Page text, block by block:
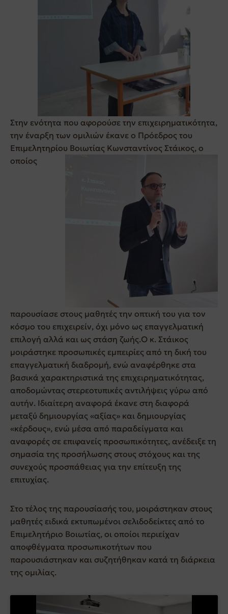
Στην ενότητα που αφορούσε την επιχειρηματικότητα,
την έναρξη των ομιλιών έκανε ο Πρόεδρος του
Επιμελητηρίου Βοιωτίας Κωνσταντίνος Στάικος, ο
οποίος
παρουσίασε στους μαθητές την οπτική του για τον
κόσμο του επιχειρείν, όχι μόνο ως επαγγελματική
επιλογή αλλά και ως στάση ζωής.Ο κ. Στάικος
μοιράστηκε προσωπικές εμπειρίες από τη δική του
επαγγελματική διαδρομή, ενώ αναφέρθηκε στα
βασικά χαρακτηριστικά της επιχειρηματικότητας,
αποδομώντας στερεοτυπικές αντιλήψεις γύρω από
αυτήν. Ιδιαίτερη αναφορά έκανε στη διαφορά
μεταξύ δημιουργίας «αξίας» και δημιουργίας
«κέρδους», ενώ μέσα από παραδείγματα και
αναφορές σε επιφανείς προσωπικότητες, ανέδειξε τη
σημασία της προσήλωσης στους στόχους και της
συνεχούς προσπάθειας για την επίτευξη της
επιτυχίας.
Στο τέλος της παρουσίασής του, μοιράστηκαν στους
μαθητές ειδικά εκτυπωμένοι σελιδοδείκτες από το
Επιμελητήριο Βοιωτίας, οι οποίοι περιείχαν
αποφθέγματα προσωπικοτήτων που
παρουσιάστηκαν και συζητήθηκαν κατά τη διάρκεια
της ομιλίας.